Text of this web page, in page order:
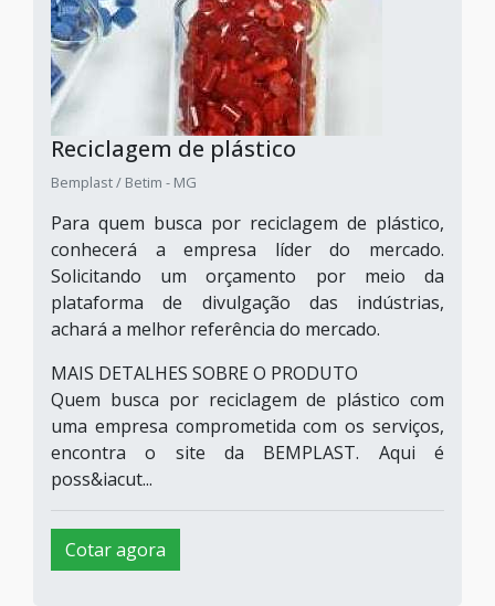
Reciclagem de plástico
Bemplast / Betim - MG
Para quem busca por reciclagem de plástico,
conhecerá a empresa líder do mercado.
Solicitando um orçamento por meio da
plataforma de divulgação das indústrias,
achará a melhor referência do mercado.
MAIS DETALHES SOBRE O PRODUTO
Quem busca por reciclagem de plástico com
uma empresa comprometida com os serviços,
encontra o site da BEMPLAST. Aqui é
poss&iacut...
Cotar agora